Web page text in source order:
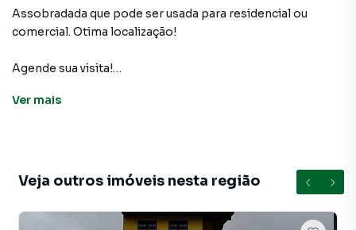
Assobradada que pode ser usada para residencial ou
comercial. Otima localização!
Agende sua visita!
sobre Casa em São Bernardo do Campo? Entre em
Ver mais
Veja outros imóveis nesta região